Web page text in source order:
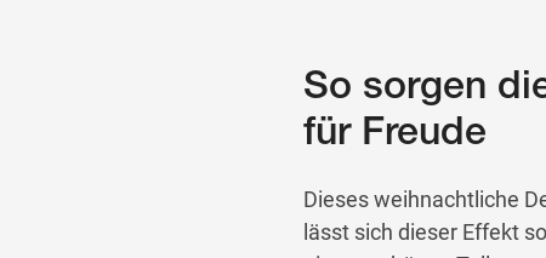
So sorgen
für Freude
Dieses weihnachtliche
lässt sich dieser Effekt